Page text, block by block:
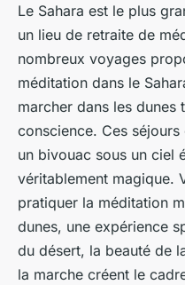
Le Sahara est le plus
un lieu de retraite de
nombreux voyages
méditation dans le
marcher dans les dunes
conscience. Ces
un bivouac sous un ciel
véritablement magique.
pratiquer la méditation
dunes, une expérience
du désert, la beauté de
la marche créent le